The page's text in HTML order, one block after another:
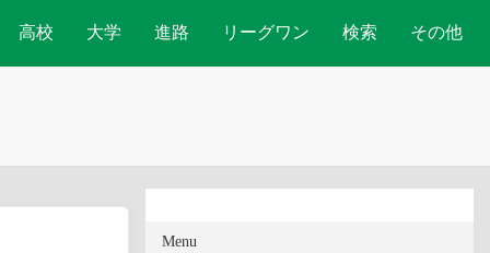
高校 大学 進路 リーグワン 検索 その他
Menu